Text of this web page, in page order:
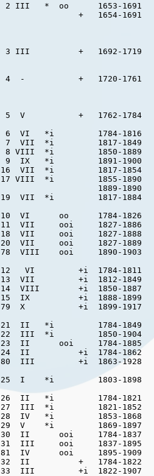
2 III   *  oo      1653-1691
+   1654-1691
3 III          +   1692-1719
4  -           +   1720-1761
5  V           +   1762-1784
6  VI   *i         1784-1816
7  VII  *i         1817-1849
8 VIII  *i         1850-1889
9  IX   *i         1891-1900
16  VII  *i         1817-1854
17 VIII  *i         1855-1890
1889-1890
19  VII  *i         1817-1884
10  VI      oo      1784-1826
11  VII     ooi     1827-1886
18  VII     ooi     1827-1888
20  VII     ooi     1827-1889
78  VIII    ooi     1890-1903
12   VI         +i  1784-1811
13  VII         +i  1812-1849
14  VIII        +i  1850-1887
15  IX          +i  1888-1899
79  X           +i  1899-1917
21  II   *i         1784-1849
22  III  *i         1850-1904
23  II      ooi     1784-1885
24  II          +i  1784-1862
80  III         +i  1863-1928
25  I    *i         1803-1898
26  II   *i         1784-1821
27  III  *i         1821-1852
28  IV   *i         1853-1868
29  V    *i         1869-1897
30  II      ooi     1784-1837
31  III     ooi     1837-1895
81  IV      ooi     1895-1909
32  II          +   1784-1822
33  III         +i  1822-1907